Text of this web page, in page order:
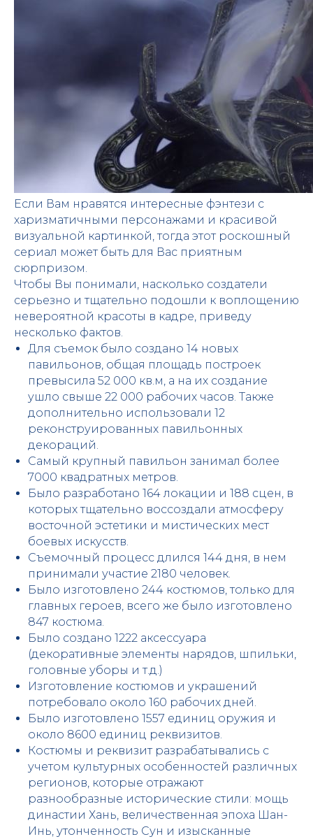
Если Вам нравятся интересные фэнтези с
харизматичными персонажами и красивой
визуальной картинкой, тогда этот роскошный
сериал может быть для Вас приятным
сюрпризом.
Чтобы Вы понимали, насколько создатели
серьезно и тщательно подошли к воплощению
невероятной красоты в кадре, приведу
несколько фактов.
Для съемок было создано 14 новых
павильонов, общая площадь построек
превысила 52 000 кв.м, а на их создание
ушло свыше 22 000 рабочих часов. Также
дополнительно использовали 12
реконструированных павильонных
декораций.
Самый крупный павильон занимал более
7000 квадратных метров.
Было разработано 164 локации и 188 сцен, в
которых тщательно воссоздали атмосферу
восточной эстетики и мистических мест
боевых искусств.
Съемочный процесс длился 144 дня, в нем
принимали участие 2180 человек.
Было изготовлено 244 костюмов, только для
главных героев, всего же было изготовлено
847 костюма.
Было создано 1222 аксессуара
(декоративные элементы нарядов, шпильки,
головные уборы и т.д.)
Изготовление костюмов и украшений
потребовало около 160 рабочих дней.
Было изготовлено 1557 единиц оружия и
около 8600 единиц реквизитов.
Костюмы и реквизит разрабатывались с
учетом культурных особенностей различных
регионов, которые отражают
разнообразные исторические стили: мощь
династии Хань, величественная эпоха Шан-
Инь, утонченность Сун и изысканные